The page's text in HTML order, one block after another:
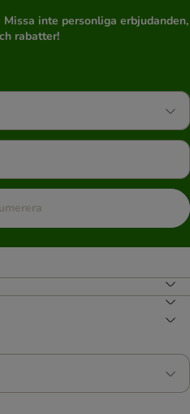
Missa inte personliga erbjudanden,
rabatter!